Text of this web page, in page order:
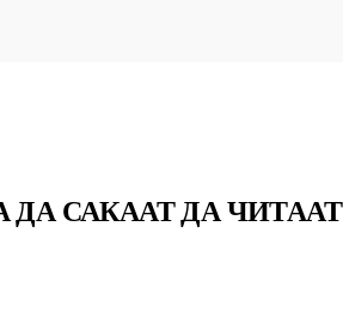
САКААТ ДА ЧИТААТ